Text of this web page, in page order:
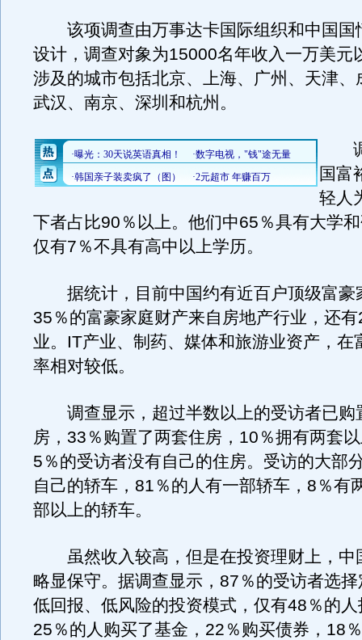
该项调查由万事达卡国际组织和中国国
设计，调查对象为15000名年收入一万美元
涉及的城市包括北京、上海、广州、天津、
武汉、南京、深圳和杭州。
调
国富
轻人
下者占比90％以上。他们中65％具有大学
仅有7％不具有高中以上学历。
据统计，目前中国约有近百户顶级富豪
35％的富豪家庭财产来自房地产行业，还
业。IT产业、制药、媒体和旅游业资产，在
率相对较低。
调查显示，超过半数以上的受访者已购
房，33％购置了两套住房，10％拥有两套
5％的受访者没有自己的住房。受访的大部
自己的轿车，81％的人有一部轿车，8％有
部以上的轿车。
虽然收入较高，但是在投资理财上，中
略显保守。据调查显示，87％的受访者选
低回报、低风险的投资模式，仅有48％的
25％的人购买了基金，22％购买债券，18